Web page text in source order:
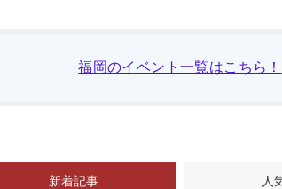
福岡のイベント一覧はこちら！
新着記事 人